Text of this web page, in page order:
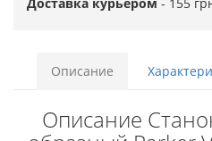
Описание
Описание